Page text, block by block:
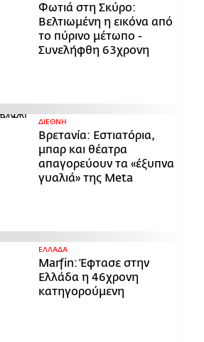
Φωτιά στη Σκύρο:
Βελτιωμένη η εικόνα από
το πύρινο μέτωπο -
Συνελήφθη 63χρονη
ΔΙΕΘΝΗ
Βρετανία: Εστιατόρια,
μπαρ και θέατρα
απαγορεύουν τα «έξυπνα
γυαλιά» της Meta
ΕΛΛΑΔΑ
Marfin: Έφτασε στην
Ελλάδα η 46χρονη
κατηγορούμενη